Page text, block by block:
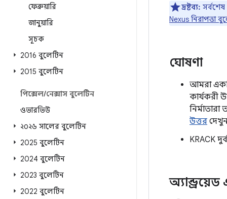
ফেব্রুয়ারি
জানুয়ারি
সূচক
2016 বুলেটিন
2015 বুলেটিন
পিক্সেল/নেক্সাস বুলেটিন
ওভারভিউ
২০২৬ সালের বুলেটিন
2025 বুলেটিন
2024 বুলেটিন
2023 বুলেটিন
2022 বুলেটিন
দ্রষ্টব্য:
Nexus নিরাপত্তা
ঘোষণা
আমরা
কার্যকরী
উত্তর
KRACK